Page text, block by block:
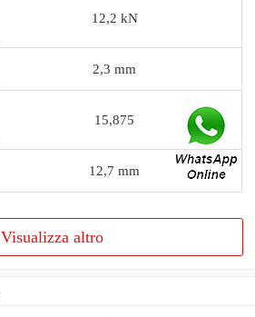
12,2 kN
2,3 mm
15,875
12,7 mm
Visualizza altro